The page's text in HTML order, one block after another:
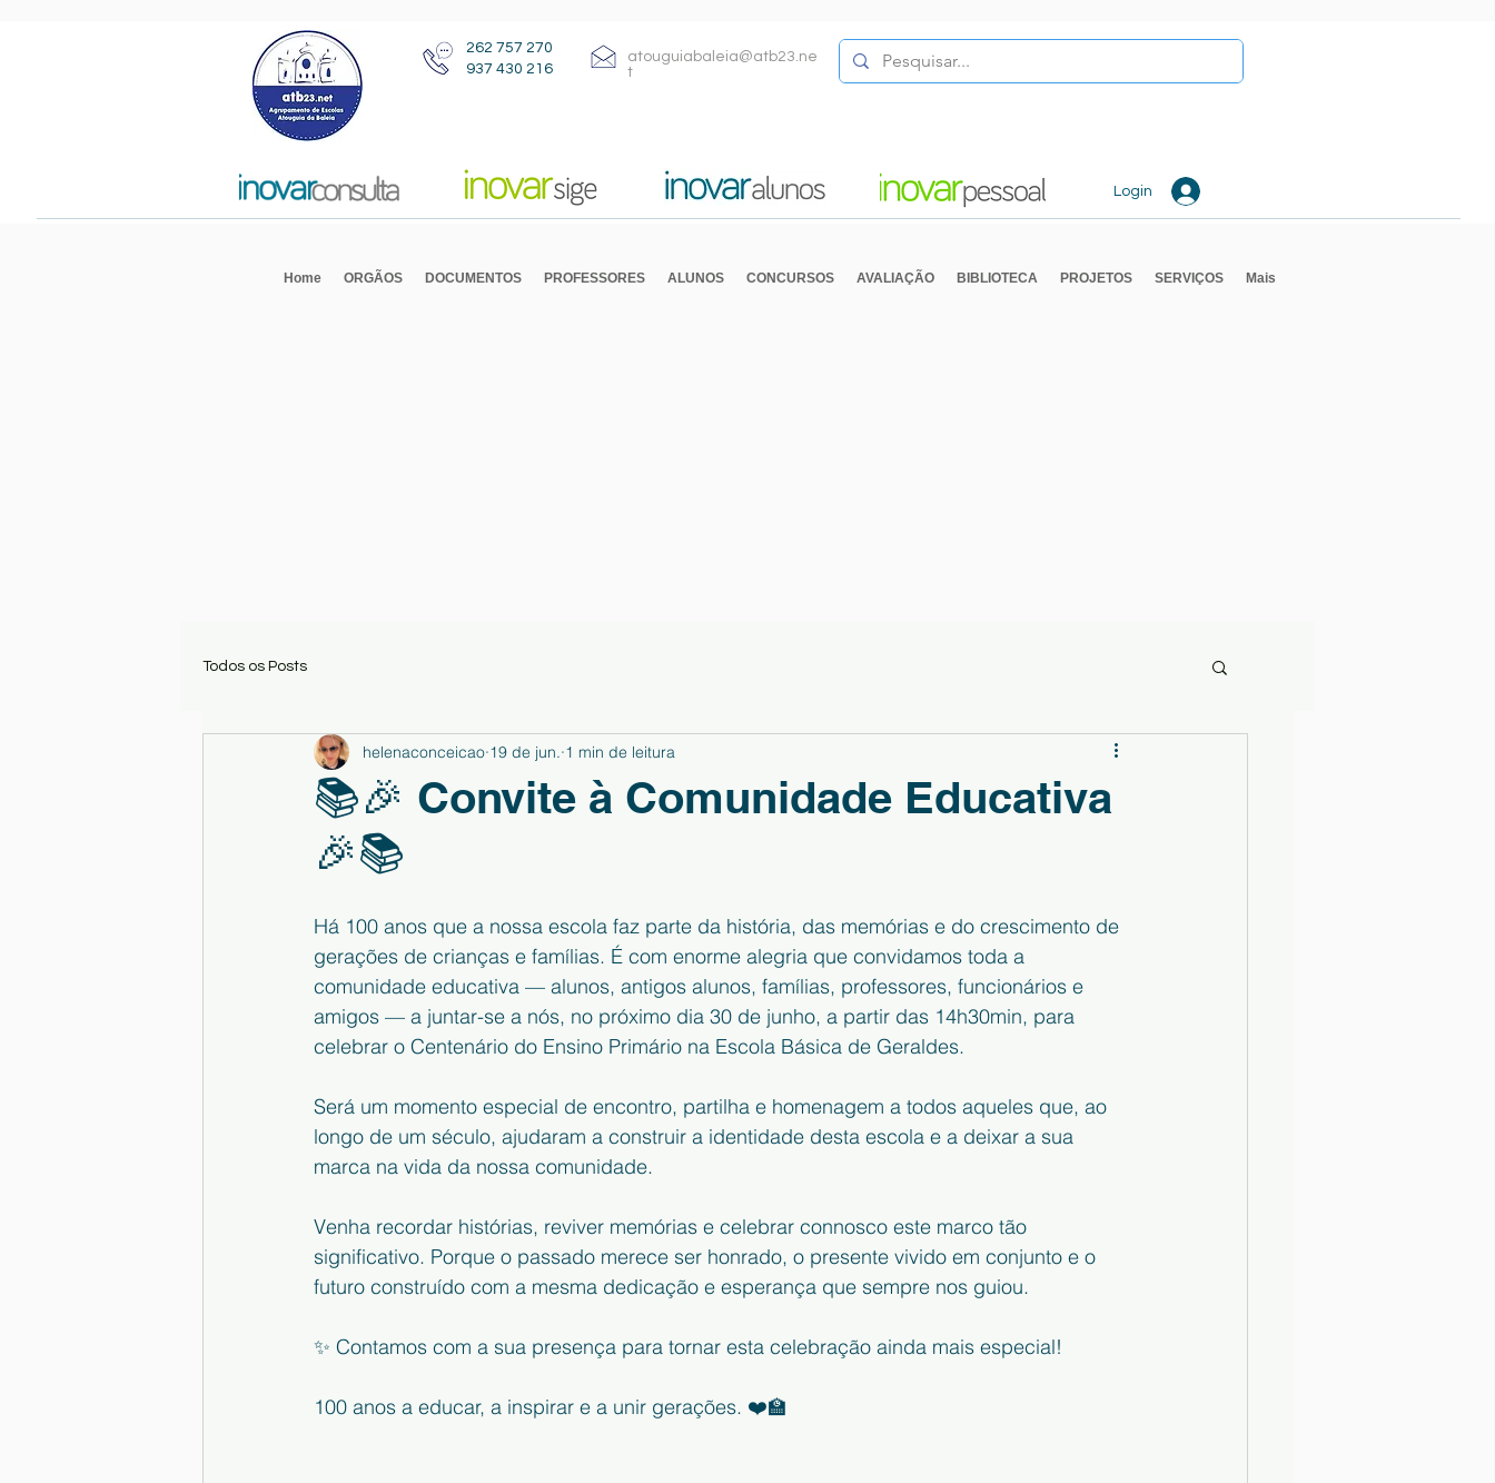
262 757 270
937 430 216
atouguiabaleia@atb23.ne
t
Login
Home ORGÃOS DOCUMENTOS PROFESSORES ALUNOS CONCURSOS AVALIAÇÃO BIBLIOTECA PROJETOS SERVIÇOS Mais
Todos os Posts
📚🎉 Convite à Comunidade Educativa
🎉📚
helenaconceicao 19 de jun. 1 min de leitura
Há 100 anos que a nossa escola faz parte da história, das memórias e do crescimento de
gerações de crianças e famílias. É com enorme alegria que convidamos toda a
comunidade educativa — alunos, antigos alunos, famílias, professores, funcionários e
amigos — a juntar-se a nós, no próximo dia 30 de junho, a partir das 14h30min, para
celebrar o Centenário do Ensino Primário na Escola Básica de Geraldes.
Será um momento especial de encontro, partilha e homenagem a todos aqueles que, ao
longo de um século, ajudaram a construir a identidade desta escola e a deixar a sua
marca na vida da nossa comunidade.
Venha recordar histórias, reviver memórias e celebrar connosco este marco tão
significativo. Porque o passado merece ser honrado, o presente vivido em conjunto e o
futuro construído com a mesma dedicação e esperança que sempre nos guiou.
✨ Contamos com a sua presença para tornar esta celebração ainda mais especial!
100 anos a educar, a inspirar e a unir gerações. ❤️🏫